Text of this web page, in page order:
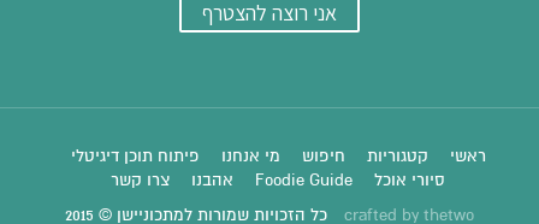
ראשי קטגוריות חיפוש מי אנחנו
פיתוח תוכן דיגיטלי
סיורי אוכל
Foodie Guide אהבנו צרו קשר
crafted by thetwo כל הזכויות שמורות למתכוניישן © 2015